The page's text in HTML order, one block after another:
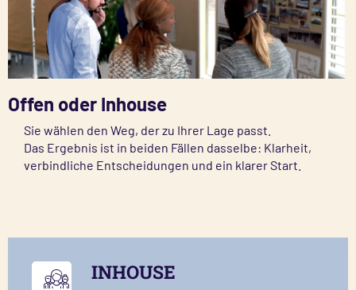
Offen oder Inhouse
Sie wählen den Weg, der zu Ihrer Lage passt.
Das Ergebnis ist in beiden Fällen dasselbe: Klarheit,
verbindliche Entscheidungen und ein klarer Start.
INHOUSE